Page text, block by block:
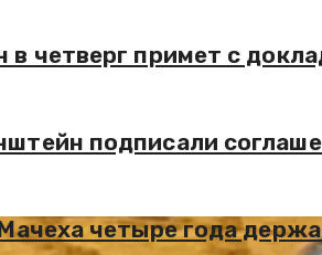
в четверг примет с
подписали
четыре года